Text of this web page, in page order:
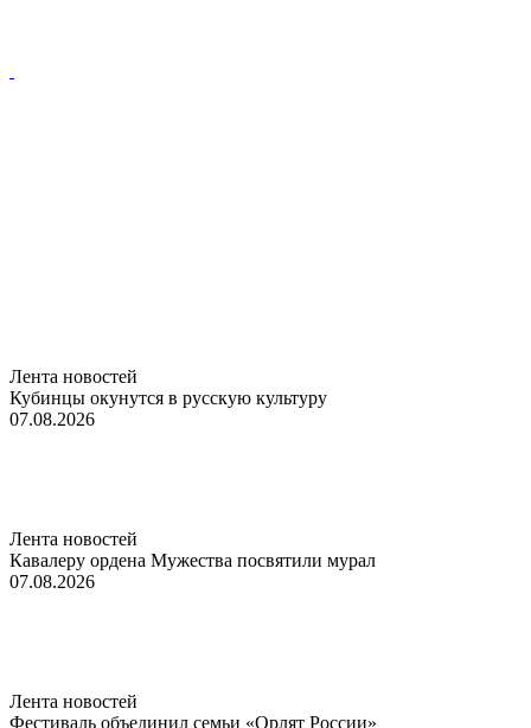
Лента новостей
Кубинцы окунутся в русскую культуру
07.08.2026
Лента новостей
Кавалеру ордена Мужества посвятили мурал
07.08.2026
Лента новостей
Фестиваль объединил семьи «Орлят России»